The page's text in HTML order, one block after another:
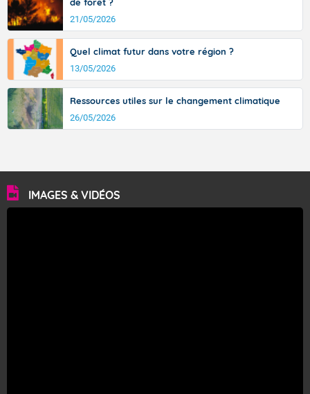
21/05/2026
Quel climat futur dans votre région ?
13/05/2026
Ressources utiles sur le changement climatique
26/05/2026
IMAGES & VIDÉOS